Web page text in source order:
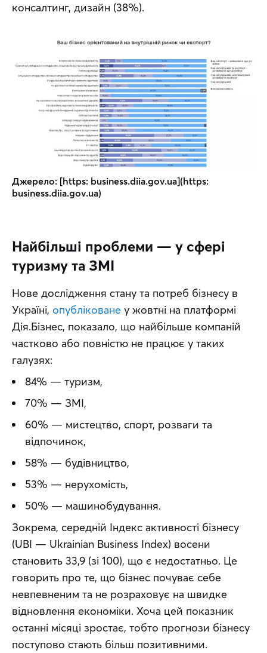
консалтинг, дизайн (38%).
Джерело: [https: business.diia.gov.ua](https:
business.diia.gov.ua)
Найбільші проблеми — у сфері
туризму та ЗМІ
Нове дослідження стану та потреб бізнесу в
Україні, опубліковане у жовтні на платформі
Дія.Бізнес, показало, що найбільше компаній
частково або повністю не працює у таких
галузях:
84% — туризм,
70% — ЗМІ,
60% — мистецтво, спорт, розваги та
відпочинок,
58% — будівництво,
53% — нерухомість,
50% — машинобудування.
Зокрема, середній Індекс активності бізнесу
(UBI — Ukrainian Business Index) восени
становить 33,9 (зі 100), що є недостатньо. Це
говорить про те, що бізнес почуває себе
невпевненим та не розраховує на швидке
відновлення економіки. Хоча цей показник
останні місяці зростає, тобто прогнози бізнесу
поступово стають більш позитивними.